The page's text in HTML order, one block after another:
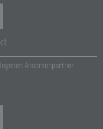
Ansprechpartner